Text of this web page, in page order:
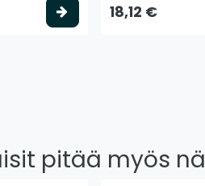
Valitse vaihtoehto
18,12 €
pitää myös